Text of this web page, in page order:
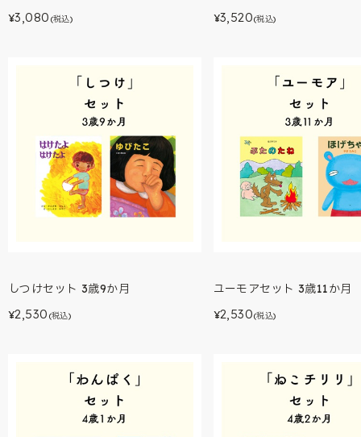
¥3,080 (税込) ¥3,520(税込)
しつけセット 3歳9か月
¥2,530 (税込)
ユーモアセット 3歳11か月
¥2,530(税込)